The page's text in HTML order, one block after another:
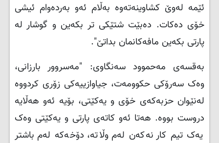
ئێمە لەوێ کشاوینەتەوە بەڵام ئەو بەردەوام ئیشی
خۆی دەکات. دەبێت شتێکی تر بکەین و گوشار لە
پارتی بکەین مافەکانمان بداتێ."
بەقسەی مەحموود سەنگاوی: "مەسروور بارزانی،
وەک سەرۆکی حکوومەت، جیاوازییەکی زۆری کردووە
لەنێوان حزبەکەی خۆی و یەکێتی، بۆیە ئەو هەڵایە
دروست بووە. هەتا ئەو کاتەی پارتی و یەکێتی وەک
یەک تیم کار نەکەن لەم وڵاتە، دۆخەکە لەم باشتر